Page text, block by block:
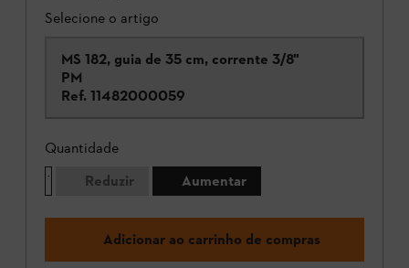
Selecione o artigo
MS 182, guia de 35 cm, corrente 3/8"
PM
Ref. 11482000059
Quantidade
Reduzir
Aumentar
Adicionar ao carrinho de compras